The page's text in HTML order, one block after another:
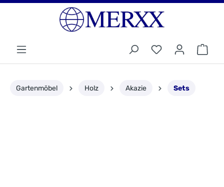
Gartenmöbel Holz Akazie Sets